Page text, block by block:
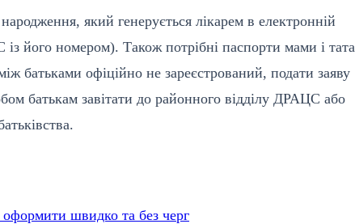
який генерується лікарем в електронній
його номером). Також потрібні паспорти мами і тата
батьками офіційно не зареєстрований, подати заяву
батькам завітати до районного відділу ДРАЦС або
швидко та без черг